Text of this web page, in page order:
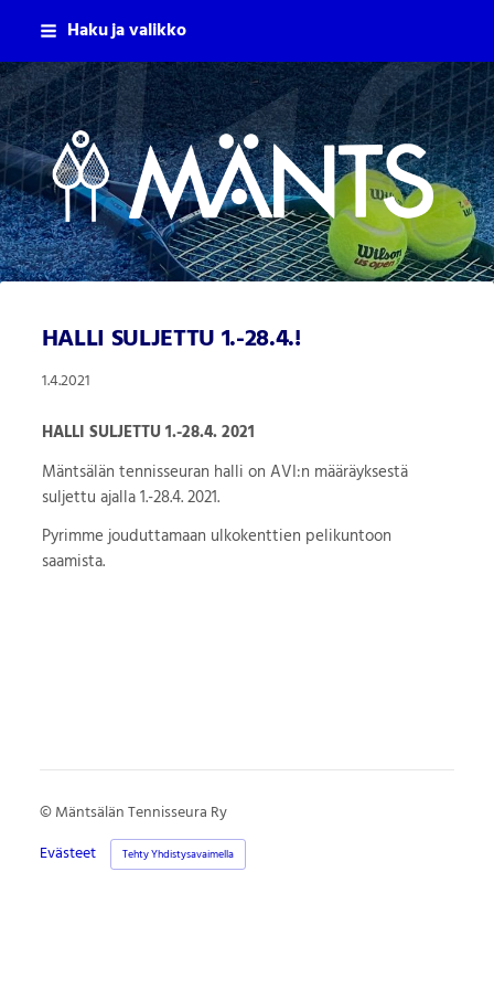
Siirry
sisältöön
Haku ja valikko
Mäntsälän Tennisseura Ry
HALLI SULJETTU 1.-28.4.!
1.4.2021
HALLI SULJETTU 1.-28.4. 2021
Mäntsälän tennisseuran halli on AVI:n määräyksestä
suljettu ajalla 1.-28.4. 2021.
Pyrimme jouduttamaan ulkokenttien pelikuntoon
saamista.
©Mäntsälän Tennisseura Ry
Evästeet
Tehty Yhdistysavaimella